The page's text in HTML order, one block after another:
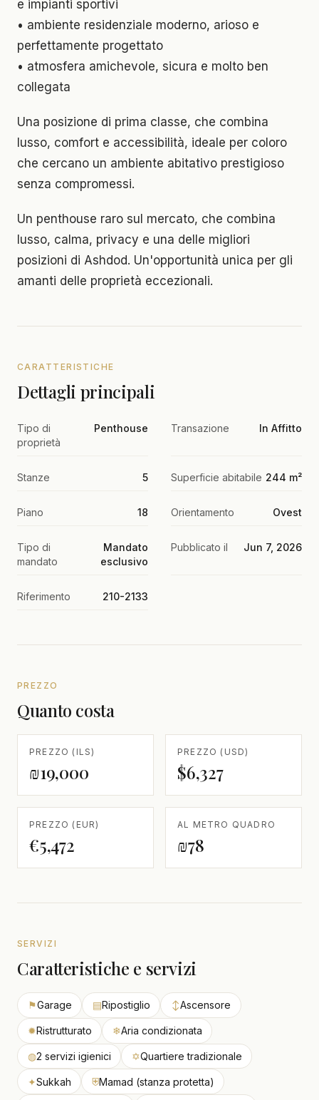
e impianti sportivi
• ambiente residenziale moderno, arioso e
perfettamente progettato
• atmosfera amichevole, sicura e molto ben
collegata
Una posizione di prima classe, che combina
lusso, comfort e accessibilità, ideale per coloro
che cercano un ambiente abitativo prestigioso
senza compromessi.
Un penthouse raro sul mercato, che combina
lusso, calma, privacy e una delle migliori
posizioni di Ashdod. Un'opportunità unica per gli
amanti delle proprietà eccezionali.
CARATTERISTICHE
Dettagli principali
Tipo di
proprietà
Penthouse Transazione In Affitto
Stanze 5 Superficie abitabile 244 m²
Piano 18 Orientamento Ovest
Tipo di
mandato
Mandato
esclusivo
Pubblicato il Jun 7, 2026
Riferimento 210-2133
PREZZO
Quanto costa
PREZZO (ILS)
₪19,000
PREZZO (USD)
$6,327
PREZZO (EUR)
€5,472
AL METRO QUADRO
₪78
SERVIZI
Caratteristiche e servizi
⚑Garage ▤Ripostiglio ↕Ascensore
✹Ristrutturato ❄Aria condizionata
◍2 servizi igienici ✡Quartiere tradizionale
✦Sukkah ⛨Mamad (stanza protetta)